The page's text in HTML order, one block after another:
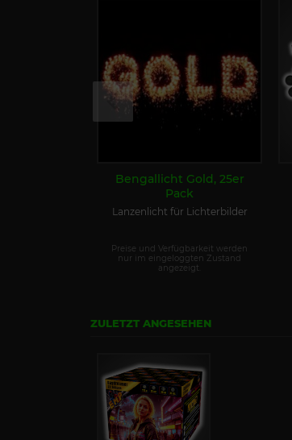
Bengallicht Gold, 25er
Pack
Lanzenlicht für Lichterbilder
Preise und Verfügbarkeit werden
nur im eingeloggten Zustand
angezeigt.
ZULETZT ANGESEHEN